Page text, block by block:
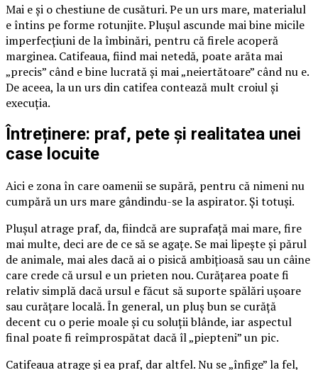
Mai e și o chestiune de cusături. Pe un urs mare, materialul
e întins pe forme rotunjite. Plușul ascunde mai bine micile
imperfecțiuni de la îmbinări, pentru că firele acoperă
marginea. Catifeaua, fiind mai netedă, poate arăta mai
„precis” când e bine lucrată și mai „neiertătoare” când nu e.
De aceea, la un urs din catifea contează mult croiul și
execuția.
Întreținere: praf, pete și realitatea unei
case locuite
Aici e zona în care oamenii se supără, pentru că nimeni nu
cumpără un urs mare gândindu-se la aspirator. Și totuși.
Plușul atrage praf, da, fiindcă are suprafață mai mare, fire
mai multe, deci are de ce să se agațe. Se mai lipește și părul
de animale, mai ales dacă ai o pisică ambițioasă sau un câine
care crede că ursul e un prieten nou. Curățarea poate fi
relativ simplă dacă ursul e făcut să suporte spălări ușoare
sau curățare locală. În general, un pluș bun se curăță
decent cu o perie moale și cu soluții blânde, iar aspectul
final poate fi reîmprospătat dacă îl „piepteni” un pic.
Catifeaua atrage și ea praf, dar altfel. Nu se „înfige” la fel,